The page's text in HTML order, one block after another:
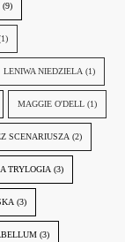
(9)
LENIWA NIEDZIELA (1)
MAGGIE O'DELL (1)
SCENARIUSZA (2)
TRYLOGIA (3)
(3)
(3)